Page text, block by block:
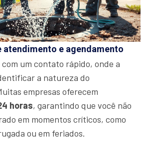
atendimento e agendamento
com um contato rápido, onde a
a natureza do
empresas oferecem
horas, garantindo que você não
em momentos críticos, como
ou em feriados.